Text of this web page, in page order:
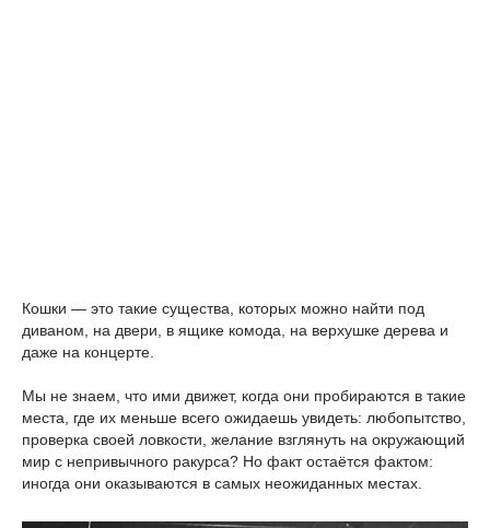
Кошки — это такие существа, которых можно найти под
диваном, на двери, в ящике комода, на верхушке дерева и
даже на концерте.
Мы не знаем, что ими движет, когда они пробираются в такие
места, где их меньше всего ожидаешь увидеть: любопытство,
проверка своей ловкости, желание взглянуть на окружающий
мир с непривычного ракурса? Но факт остаётся фактом:
иногда они оказываются в самых неожиданных местах.